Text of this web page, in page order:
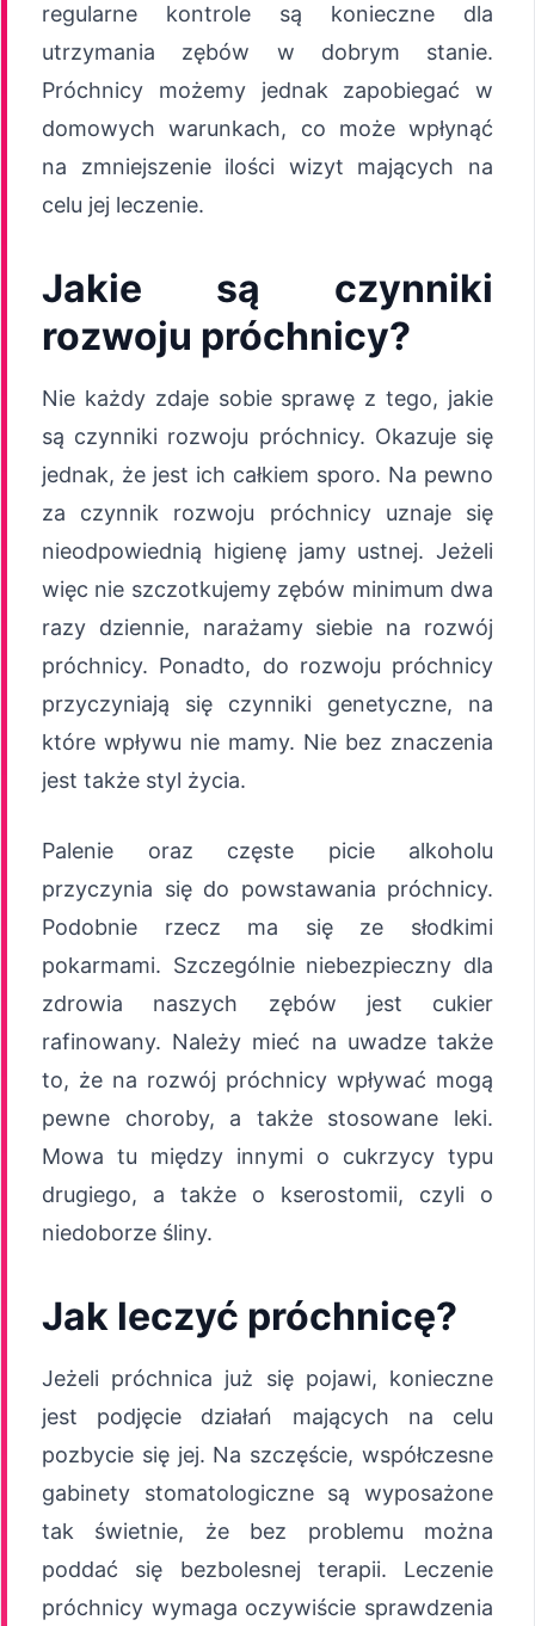
regularne kontrole są konieczne dla
utrzymania zębów w dobrym stanie.
Próchnicy możemy jednak zapobiegać w
domowych warunkach, co może wpłynąć
na zmniejszenie ilości wizyt mających na
celu jej leczenie.
Jakie są czynniki
rozwoju próchnicy?
Nie każdy zdaje sobie sprawę z tego, jakie
są czynniki rozwoju próchnicy. Okazuje się
jednak, że jest ich całkiem sporo. Na pewno
za czynnik rozwoju próchnicy uznaje się
nieodpowiednią higienę jamy ustnej. Jeżeli
więc nie szczotkujemy zębów minimum dwa
razy dziennie, narażamy siebie na rozwój
próchnicy. Ponadto, do rozwoju próchnicy
przyczyniają się czynniki genetyczne, na
które wpływu nie mamy. Nie bez znaczenia
jest także styl życia.
Palenie oraz częste picie alkoholu
przyczynia się do powstawania próchnicy.
Podobnie rzecz ma się ze słodkimi
pokarmami. Szczególnie niebezpieczny dla
zdrowia naszych zębów jest cukier
rafinowany. Należy mieć na uwadze także
to, że na rozwój próchnicy wpływać mogą
pewne choroby, a także stosowane leki.
Mowa tu między innymi o cukrzycy typu
drugiego, a także o kserostomii, czyli o
niedoborze śliny.
Jak leczyć próchnicę?
Jeżeli próchnica już się pojawi, konieczne
jest podjęcie działań mających na celu
pozbycie się jej. Na szczęście, współczesne
gabinety stomatologiczne są wyposażone
tak świetnie, że bez problemu można
poddać się bezbolesnej terapii. Leczenie
próchnicy wymaga oczywiście sprawdzenia